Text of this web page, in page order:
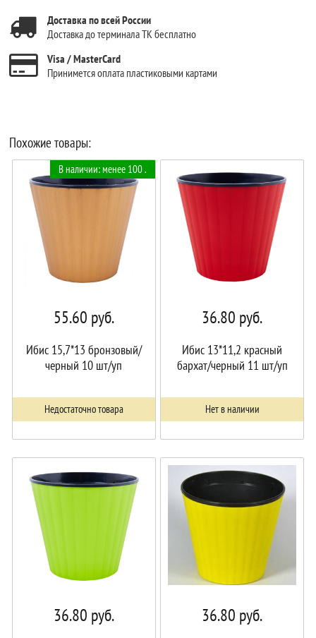
Доставка по всей России
Доставка до терминала ТК бесплатно
Visa / MasterCard
Принимется оплата пластиковыми картами
Похожие товары:
В наличии: менее 100 .
55.60 руб.
Ибис 15,7*13 бронзовый/
черный 10 шт/уп
Недостаточно товара
36.80 руб.
Ибис 13*11,2 красный
бархат/черный 11 шт/уп
Нет в наличии
36.80 руб. 36.80 руб.